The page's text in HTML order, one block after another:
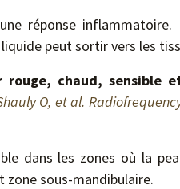
réponse
peut sortir vers les
chaud, sensible
O, et al.
dans les zones où la
sous-mandibulaire.